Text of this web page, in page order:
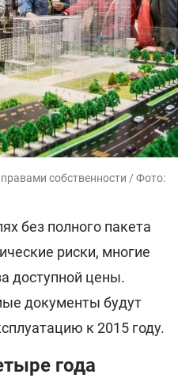
собственности / Фото:
без полного пакета
риски, многие
доступной цены.
документы будут
к 2015 году.
года